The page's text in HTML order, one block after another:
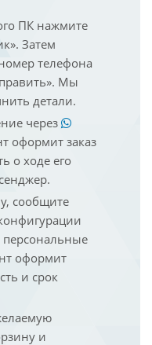
ПК нажмите
Затем
телефона
Мы
детали.
через
оформит заказ
о ходе его
сообщите
оформит
и срок
и